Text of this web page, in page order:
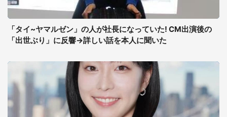
「タイ~ヤマルゼン」の人が社長になっていた! CM出演後の
「出世ぶり」に反響→詳しい話を本人に聞いた